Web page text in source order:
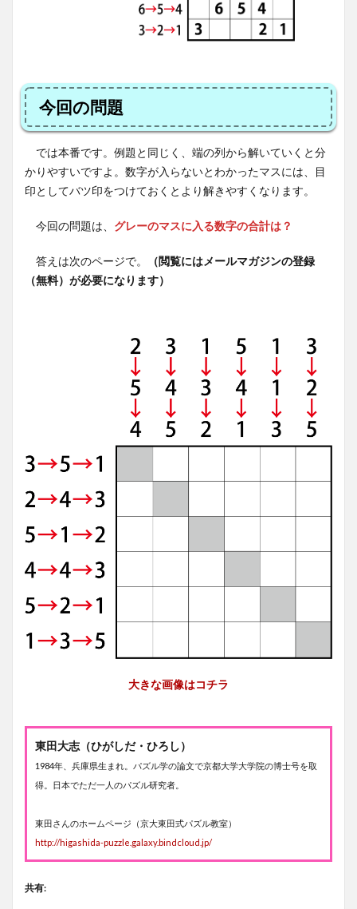
今回の問題
では本番です。例題と同じく、端の列から解いていくと分
かりやすいですよ。数字が入らないとわかったマスには、目
印としてバツ印をつけておくとより解きやすくなります。
今回の問題は、 グレーのマスに入る数字の合計は？
答えは次のページで。
（閲覧にはメールマガジンの登録
（無料）が必要になります）
大きな画像はコチラ
東田大志（ひがしだ・ひろし）
1984年、兵庫県生まれ。パズル学の論文で京都大学大学院の博士号を取
得。日本でただ一人のパズル研究者。
東田さんのホームページ（京大東田式パズル教室）
http://higashida-puzzle.galaxy.bindcloud.jp/
共有: